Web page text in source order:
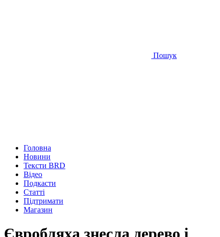
Пошук
Головна
Новини
Тексти BRD
Відео
Подкасти
Статті
Підтримати
Магазин